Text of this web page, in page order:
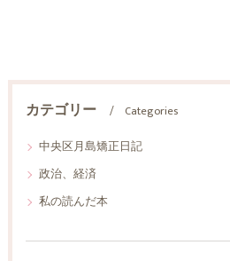
カテゴリー
Categories
中央区月島矯正日記
政治、経済
私の読んだ本